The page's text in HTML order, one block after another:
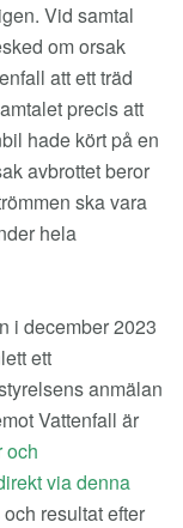
Vid samtal
om orsak
att ett träd
precis att
hade kört på en
avbrottet beror
ska vara
hela
i december 2023
ett
anmälan
Vattenfall är
och
via denna
resultat efter